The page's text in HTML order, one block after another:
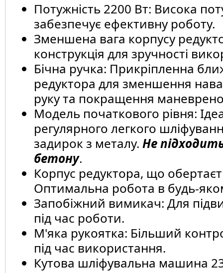
Потужність 2200 Вт: Висока
забезпечує ефективну роботу.
Зменшена вага корпусу
конструкція для зручності
Бічна ручка: Прикріпленна
редуктора для зменшення
руку та покращення
Модель початкового рівня:
регулярного легкого
задирок з металу. Не
бетону.
Корпус редуктора, що
Оптимальна робота в будь-
Запобіжний вимикач: Для
під час роботи.
М'яка рукоятка: Більший
під час використання.
Кутова шліфувальна машина